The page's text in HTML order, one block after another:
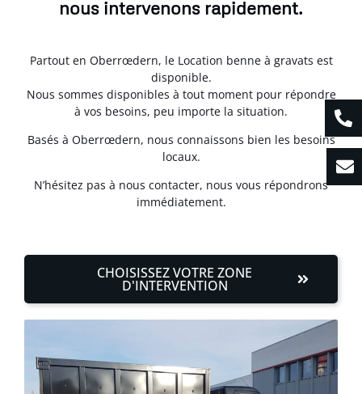
nous intervenons rapidement.
Partout en Oberrœdern, le Location benne à gravats est
disponible.
Nous sommes disponibles à tout moment pour répondre
à vos besoins, peu importe la situation.
Basés à Oberrœdern, nous connaissons bien les besoins
locaux.
N’hésitez pas à nous contacter, nous vous répondrons
immédiatement.
CHOISISSEZ VOTRE ZONE
D'INTERVENTION